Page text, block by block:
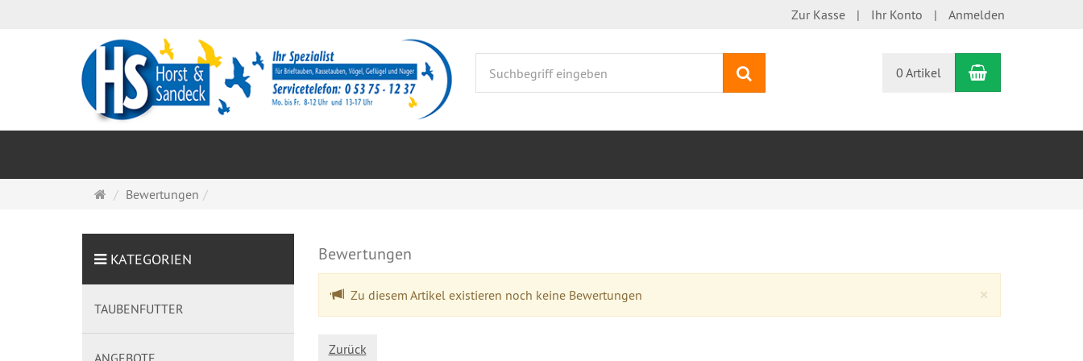
Zur Kasse Ihr Konto Anmelden
0 Artikel Warenkorb
Startseite
Bewertungen
Bewertungen
×
Zu diesem Artikel existieren noch keine Bewertungen
Zurück
KATEGORIEN
TAUBENFUTTER
ANGEBOTE